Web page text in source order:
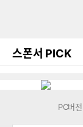
스폰서 PICK
PC버전